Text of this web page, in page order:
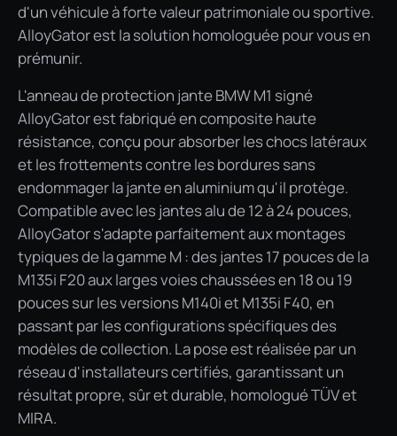
d'un véhicule à forte valeur patrimoniale ou sportive.
AlloyGator est la solution homologuée pour vous en
prémunir.
L'anneau de protection jante BMW M1 signé
AlloyGator est fabriqué en composite haute
résistance, conçu pour absorber les chocs latéraux
et les frottements contre les bordures sans
endommager la jante en aluminium qu'il protège.
Compatible avec les jantes alu de 12 à 24 pouces,
AlloyGator s'adapte parfaitement aux montages
typiques de la gamme M : des jantes 17 pouces de la
M135i F20 aux larges voies chaussées en 18 ou 19
pouces sur les versions M140i et M135i F40, en
passant par les configurations spécifiques des
modèles de collection. La pose est réalisée par un
réseau d'installateurs certifiés, garantissant un
résultat propre, sûr et durable, homologué TÜV et
MIRA.